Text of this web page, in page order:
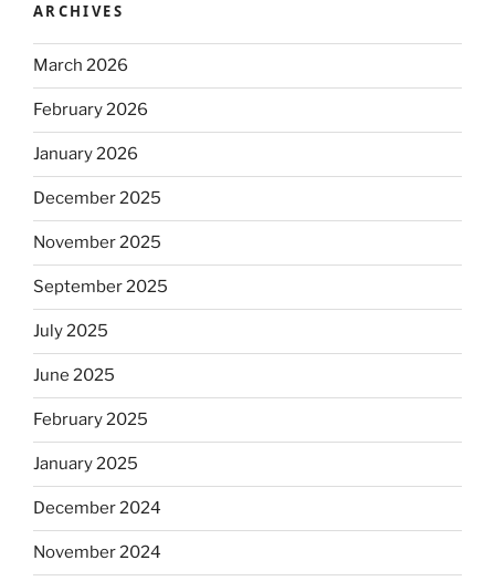
ARCHIVES
March 2026
February 2026
January 2026
December 2025
November 2025
September 2025
July 2025
June 2025
February 2025
January 2025
December 2024
November 2024